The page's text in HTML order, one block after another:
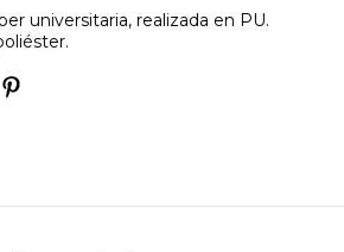
universitaria, realizada en PU.